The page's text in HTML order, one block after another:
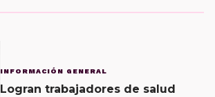
INFORMACIÓN GENERAL
Logran trabajadores de salud